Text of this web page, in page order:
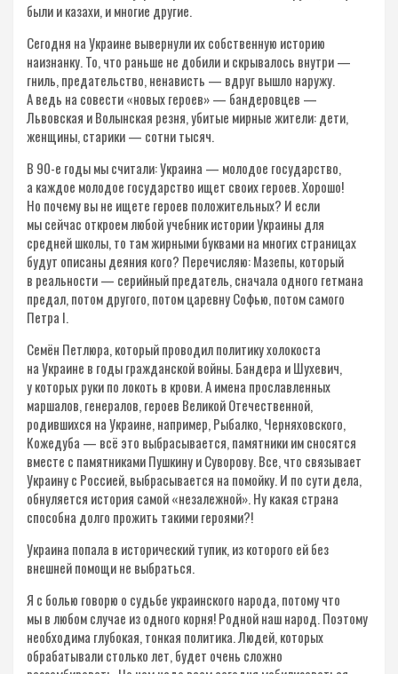
были и казахи, и многие другие.
Сегодня на Украине вывернули их собственную историю
наизнанку. То, что раньше не добили и скрывалось внутри —
гниль, предательство, ненависть — вдруг вышло наружу.
А ведь на совести «новых героев» — бандеровцев —
Львовская и Волынская резня, убитые мирные жители: дети,
женщины, старики — сотни тысяч.
В 90-е годы мы считали: Украина — молодое государство,
а каждое молодое государство ищет своих героев. Хорошо!
Но почему вы не ищете героев положительных? И если
мы сейчас откроем любой учебник истории Украины для
средней школы, то там жирными буквами на многих страницах
будут описаны деяния кого? Перечисляю: Мазепы, который
в реальности — серийный предатель, сначала одного гетмана
предал, потом другого, потом царевну Софью, потом самого
Петра I.
Семён Петлюра, который проводил политику холокоста
на Украине в годы гражданской войны. Бандера и Шухевич,
у которых руки по локоть в крови. А имена прославленных
маршалов, генералов, героев Великой Отечественной,
родившихся на Украине, например, Рыбалко, Черняховского,
Кожедуба — всё это выбрасывается, памятники им сносятся
вместе с памятниками Пушкину и Суворову. Все, что связывает
Украину с Россией, выбрасывается на помойку. И по сути дела,
обнуляется история самой «незалежной». Ну какая страна
способна долго прожить такими героями?!
Украина попала в исторический тупик, из которого ей без
внешней помощи не выбраться.
Я с болью говорю о судьбе украинского народа, потому что
мы в любом случае из одного корня! Родной наш народ. Поэтому
необходима глубокая, тонкая политика. Людей, которых
обрабатывали столько лет, будет очень сложно